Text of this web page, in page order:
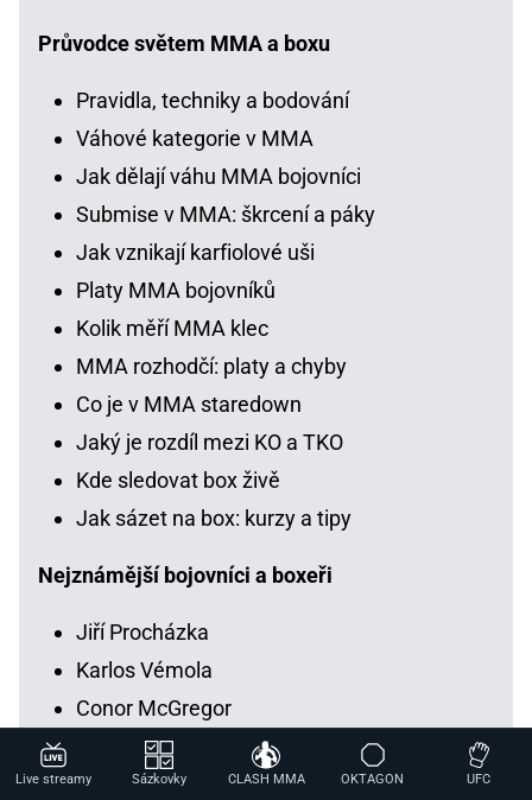
Průvodce světem MMA a boxu
Pravidla, techniky a bodování
Váhové kategorie v MMA
Jak dělají váhu MMA bojovníci
Submise v MMA: škrcení a páky
Jak vznikají karfiolové uši
Platy MMA bojovníků
Kolik měří MMA klec
MMA rozhodčí: platy a chyby
Co je v MMA staredown
Jaký je rozdíl mezi KO a TKO
Kde sledovat box živě
Jak sázet na box: kurzy a tipy
Nejznámější bojovníci a boxeři
Jiří Procházka
Karlos Vémola
Conor McGregor
Attila Végh
Mahmud Muradov
Live streamy Sázkovky CLASH MMA OKTAGON UFC